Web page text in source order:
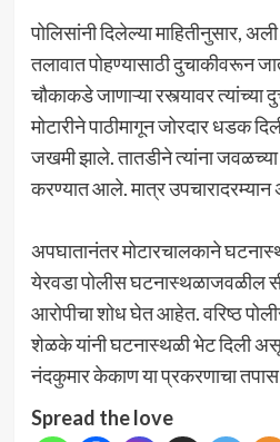
पोलिसांनी दिलेल्या माहितीनुसार,
तलावात पोहण्यासाठी दुचाकीवरून
चौकाकडे जाणाऱ्या रस्त्यावर त्यांच्या
मोटारीने पाठीमागून जोरदार धडक
जखमी झाले. तातडीने त्यांना
करण्यात आले. मात्र उपचारादरम्यान
अपघातानंतर मोटारचालकाने
येरवडा पोलीस घटनास्थळाजवळील
आरोपीचा शोध घेत आहेत. वरिष्ठ
शेळके यांनी घटनास्थळी भेट दिली
नंदकुमार केकाण या प्रकरणाचा
Spread the love